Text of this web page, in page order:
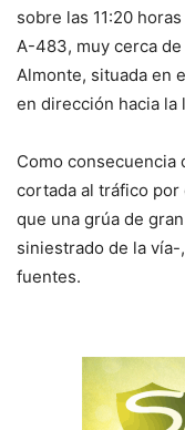
sobre las 11:20
A-483, muy cerca
Almonte, situada en
en dirección hacia la
Como consecuencia
cortada al tráfico
que una grúa de
siniestrado de la
fuentes.